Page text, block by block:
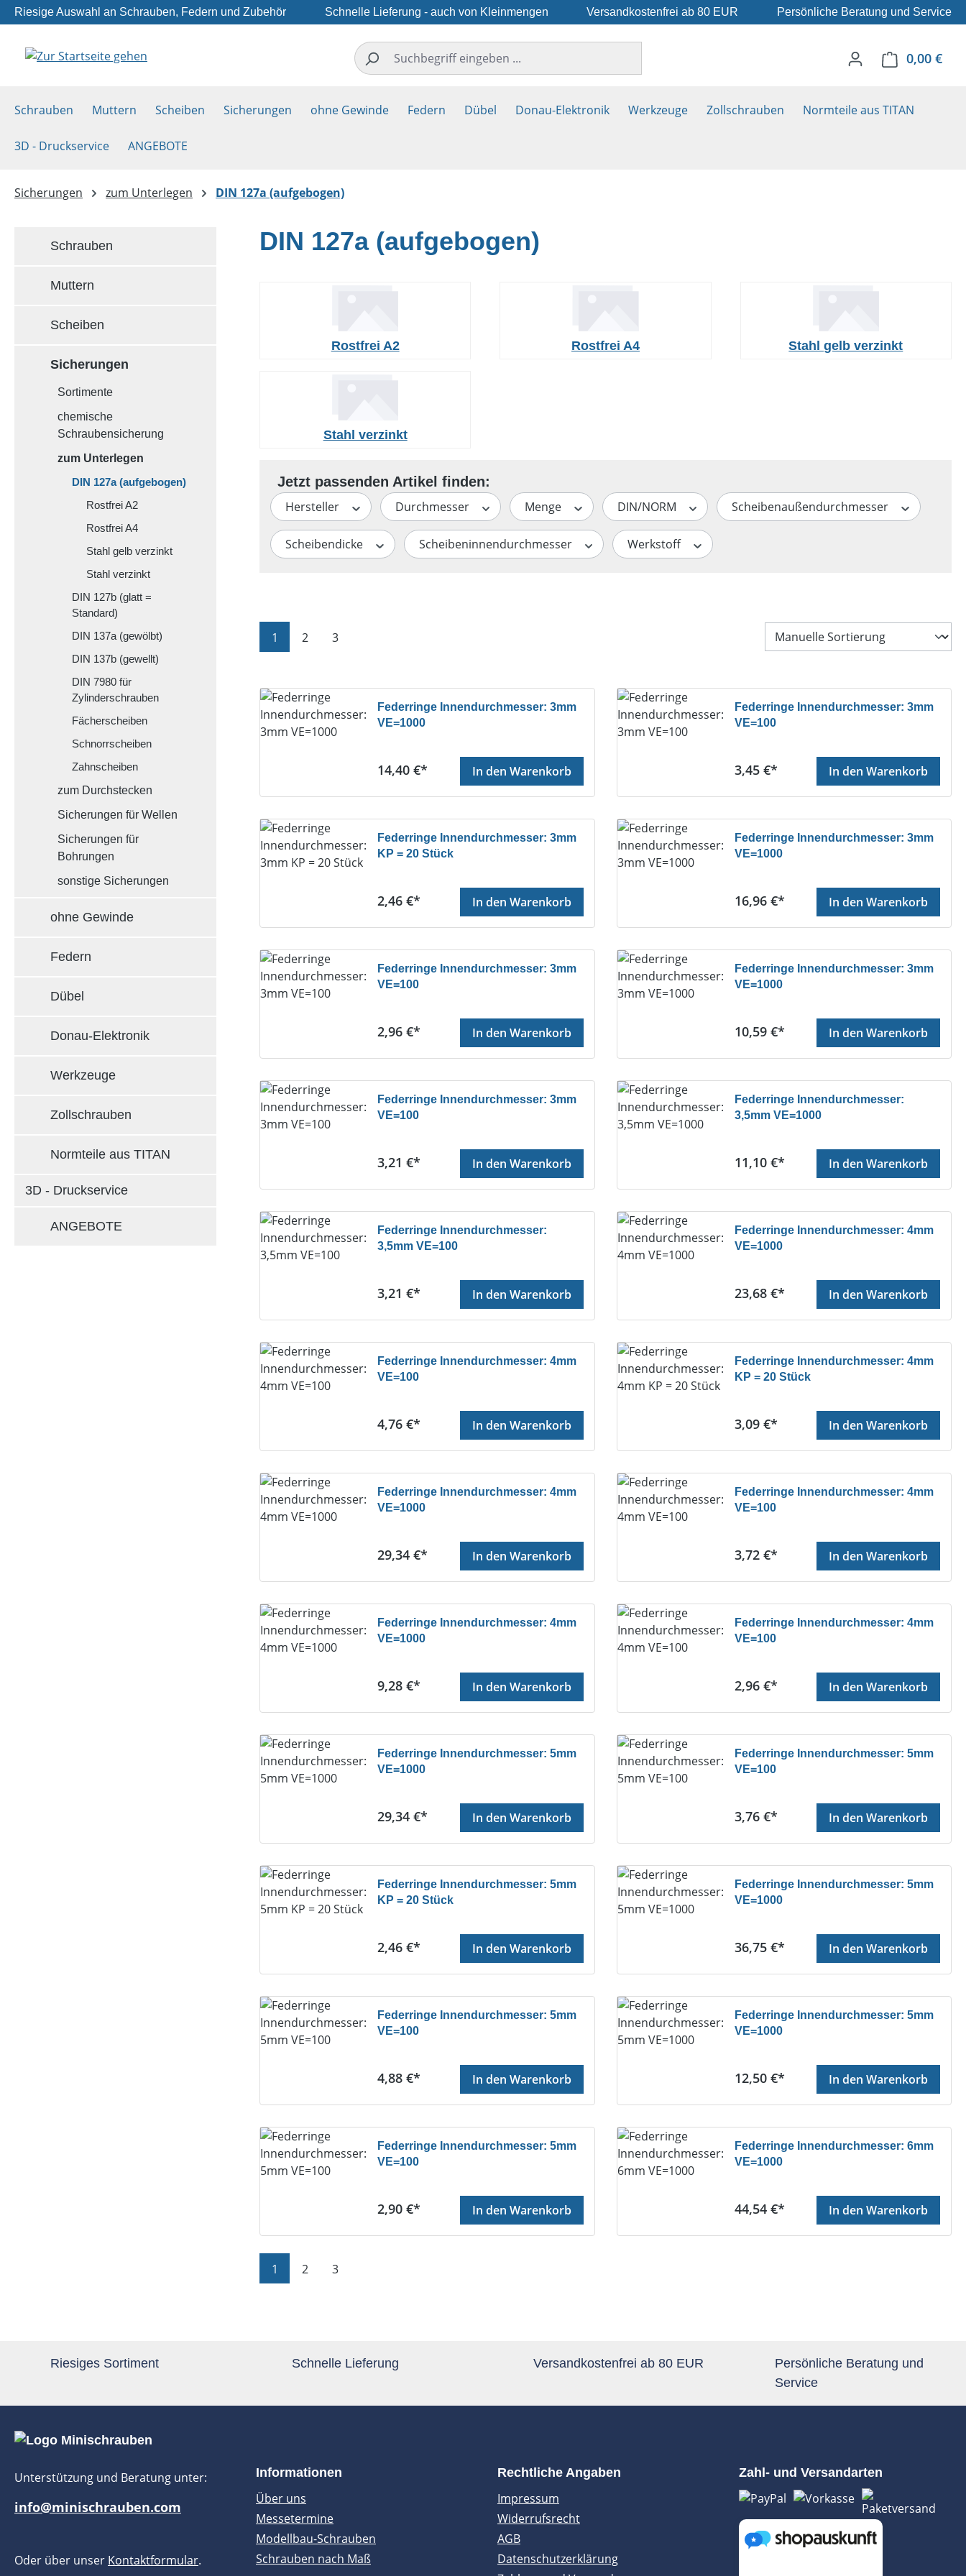
Hauptinhalt springen
Zur Suche springen
Zur Hauptnavigation springen
Riesige Auswahl an Schrauben, Federn und Zubehör Schnelle Lieferung - auch von Kleinmengen Versandkostenfrei ab 80 EUR Persönliche Beratung und Service
0,00 €
Schrauben Muttern Scheiben Sicherungen ohne Gewinde Federn Dübel Donau-Elektronik Werkzeuge Zollschrauben Normteile aus TITAN
3D - Druckservice ANGEBOTE
Sicherungen zum Unterlegen DIN 127a (aufgebogen)
Schrauben
Muttern
Scheiben
Sicherungen
Sortimente
chemische
Schraubensicherung
zum Unterlegen
DIN 127a (aufgebogen)
Rostfrei A2
Rostfrei A4
Stahl gelb verzinkt
Stahl verzinkt
DIN 127b (glatt =
Standard)
DIN 137a (gewölbt)
DIN 137b (gewellt)
DIN 7980 für
Zylinderschrauben
Fächerscheiben
Schnorrscheiben
Zahnscheiben
zum Durchstecken
Sicherungen für Wellen
Sicherungen für
Bohrungen
sonstige Sicherungen
ohne Gewinde
Federn
Dübel
Donau-Elektronik
Werkzeuge
Zollschrauben
Normteile aus TITAN
3D - Druckservice
ANGEBOTE
DIN 127a (aufgebogen)
Rostfrei A2 Rostfrei A4 Stahl gelb verzinkt
Stahl verzinkt
Hersteller Durchmesser Menge DIN/NORM Scheibenaußendurchmesser
Scheibendicke Scheibeninnendurchmesser Werkstoff
Seite
1 Seite
2 Seite
3
Federringe Innendurchmesser: 3mm
VE=1000
Regulärer Preis:
14,40 €* In den Warenkorb
Federringe Innendurchmesser: 3mm
VE=100
Regulärer Preis:
3,45 €* In den Warenkorb
Federringe Innendurchmesser: 3mm
KP = 20 Stück
Regulärer Preis:
2,46 €* In den Warenkorb
Federringe Innendurchmesser: 3mm
VE=1000
Regulärer Preis:
16,96 €* In den Warenkorb
Federringe Innendurchmesser: 3mm
VE=100
Regulärer Preis:
2,96 €* In den Warenkorb
Federringe Innendurchmesser: 3mm
VE=1000
Regulärer Preis:
10,59 €* In den Warenkorb
Federringe Innendurchmesser: 3mm
VE=100
Regulärer Preis:
3,21 €* In den Warenkorb
Federringe Innendurchmesser:
3,5mm VE=1000
Regulärer Preis:
11,10 €* In den Warenkorb
Federringe Innendurchmesser:
3,5mm VE=100
Regulärer Preis:
3,21 €* In den Warenkorb
Federringe Innendurchmesser: 4mm
VE=1000
Regulärer Preis:
23,68 €* In den Warenkorb
Federringe Innendurchmesser: 4mm
VE=100
Regulärer Preis:
4,76 €* In den Warenkorb
Federringe Innendurchmesser: 4mm
KP = 20 Stück
Regulärer Preis:
3,09 €* In den Warenkorb
Federringe Innendurchmesser: 4mm
VE=1000
Regulärer Preis:
29,34 €* In den Warenkorb
Federringe Innendurchmesser: 4mm
VE=100
Regulärer Preis:
3,72 €* In den Warenkorb
Federringe Innendurchmesser: 4mm
VE=1000
Regulärer Preis:
9,28 €* In den Warenkorb
Federringe Innendurchmesser: 4mm
VE=100
Regulärer Preis:
2,96 €* In den Warenkorb
Federringe Innendurchmesser: 5mm
VE=1000
Regulärer Preis:
29,34 €* In den Warenkorb
Federringe Innendurchmesser: 5mm
VE=100
Regulärer Preis:
3,76 €* In den Warenkorb
Federringe Innendurchmesser: 5mm
KP = 20 Stück
Regulärer Preis:
2,46 €* In den Warenkorb
Federringe Innendurchmesser: 5mm
VE=1000
Regulärer Preis:
36,75 €* In den Warenkorb
Federringe Innendurchmesser: 5mm
VE=100
Regulärer Preis:
4,88 €* In den Warenkorb
Federringe Innendurchmesser: 5mm
VE=1000
Regulärer Preis:
12,50 €* In den Warenkorb
Federringe Innendurchmesser: 5mm
VE=100
Regulärer Preis:
2,90 €* In den Warenkorb
Federringe Innendurchmesser: 6mm
VE=1000
Regulärer Preis:
44,54 €* In den Warenkorb
Seite
1 Seite
2 Seite
3
Riesiges Sortiment Schnelle Lieferung Versandkostenfrei ab 80 EUR
Persönliche Beratung und
Service
Unterstützung und Beratung unter:
info@minischrauben.com
Oder über unser Kontaktformular.
Informationen
Über uns
Messetermine
Modellbau-Schrauben
Schrauben nach Maß
Rechtliche Angaben
Impressum
Widerrufsrecht
AGB
Datenschutzerklärung
Zahl- und Versandarten